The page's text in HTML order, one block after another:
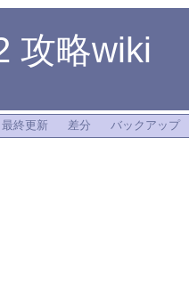
攻略wiki
最終更新 差分 バックアップ